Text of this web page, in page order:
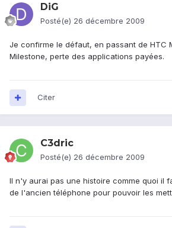
DiG
Posté(e) 26 décembre 2009
Je confirme le défaut, en passant de HTC
Milestone, perte des applications payées.
Citer
C3dric
Posté(e) 26 décembre 2009
Il n'y aurai pas une histoire comme quoi il
de l'ancien téléphone pour pouvoir les